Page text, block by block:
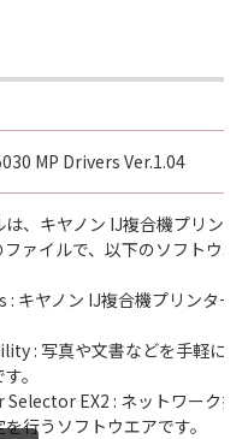
MP Drivers Ver.1.04
、キヤノン IJ複合機プリン
ファイルで、以下のソフトウエ
: キヤノン IJ複合機プリンター
: 写真や文書などを手軽に
。
Selector EX2 : ネットワーク接
行うソフトウエアです。